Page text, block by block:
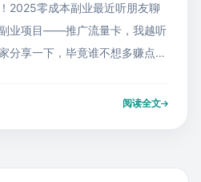
2025零成本副业最近听朋友聊
业项目——推广流量卡，我越听
分享一下，毕竟谁不想多赚点零
阅读全文